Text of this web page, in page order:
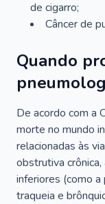
de cigarro;
Câncer de
Quando
De acordo com a
morte no mundo
relacionadas às
obstrutiva
inferiores (como a
traqueia e